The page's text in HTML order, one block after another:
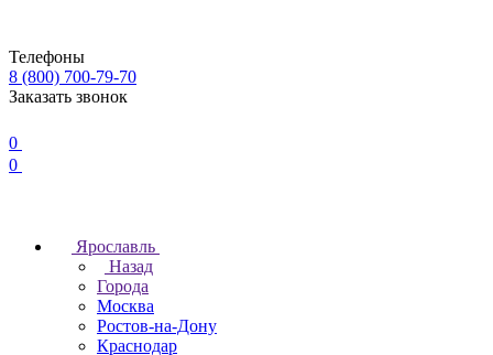
Телефоны
8 (800) 700-79-70
Заказать звонок
0
0
Ярославль
Назад
Города
Москва
Ростов-на-Дону
Краснодар